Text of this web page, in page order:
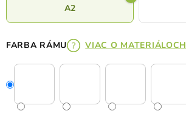
A2
FARBA RÁMU VIAC O MATERIÁLOCH